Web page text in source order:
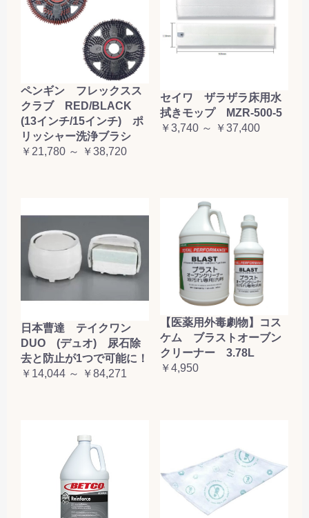
ペンギン フレックスス
クラブ RED/BLACK
(13インチ/15インチ) ポ
リッシャー洗浄ブラシ
￥21,780 ～ ￥38,720
セイワ ザラザラ床用水
拭きモップ MZR-500-5
￥3,740 ～ ￥37,400
日本曹達 テイクワン
DUO (デュオ) 尿石除
去と防止が1つで可能に！
￥14,044 ～ ￥84,271
【医薬用外毒劇物】コス
ケム ブラストオーブン
クリーナー 3.78L
￥4,950